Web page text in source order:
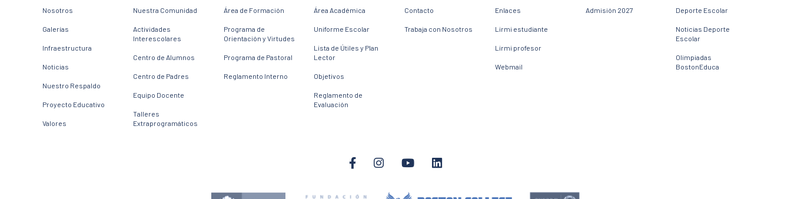
Nosotros
Galerías
Infraestructura
Noticias
Nuestro Respaldo
Proyecto Educativo
Valores
Nuestra Comunidad
Actividades
Interescolares
Centro de Alumnos
Centro de Padres
Equipo Docente
Talleres
Extraprogramáticos
Área de Formación
Programa de
Orientación y Virtudes
Programa de Pastoral
Reglamento Interno
Área Académica
Uniforme Escolar
Lista de Útiles y Plan
Lector
Objetivos
Reglamento de
Evaluación
Contacto
Trabaja con Nosotros
Enlaces
Lirmi estudiante
Lirmi profesor
Webmail
Admisión 2027 Deporte Escolar
Noticias Deporte
Escolar
Olimpiadas
BostonEduca